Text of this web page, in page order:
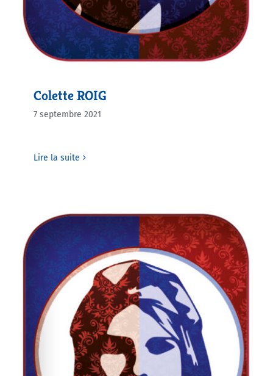
Colette ROIG
7 septembre 2021
Lire la suite